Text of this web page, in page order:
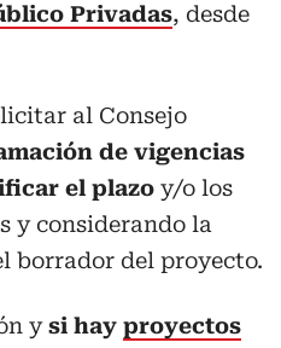
Privadas, desde
al Consejo
de vigencias
el plazo y/o los
y considerando la
borrador del proyecto.
ysi hay proyectos